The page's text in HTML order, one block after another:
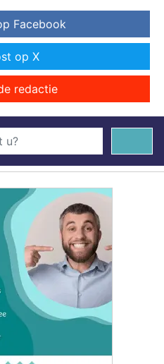
Facebook
op X
redactie